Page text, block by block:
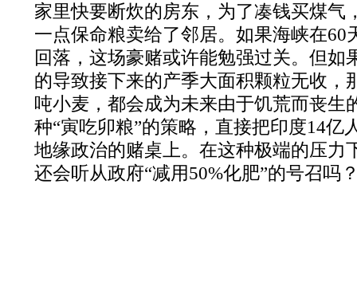
家里快要断炊的房东，为了凑钱买煤气
一点保命粮卖给了邻居。如果海峡在60
回落，这场豪赌或许能勉强过关。但如
的导致接下来的产季大面积颗粒无收，
吨小麦，都会成为未来由于饥荒而丧生
种“寅吃卯粮”的策略，直接把印度14亿
地缘政治的赌桌上。在这种极端的压力
还会听从政府“减用50%化肥”的号召吗